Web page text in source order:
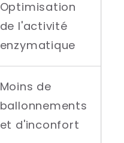
Optimisation
de l'activité
enzymatique
Moins de
ballonnements
et d'inconfort